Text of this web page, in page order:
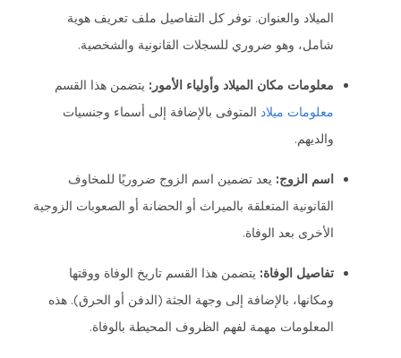
الميلاد والعنوان. توفر كل التفاصيل ملف تعريف هوية
شامل، وهو ضروري للسجلات القانونية والشخصية.
معلومات مكان الميلاد وأولياء الأمور: يتضمن هذا القسم
معلومات ميلادالمتوفى بالإضافة إلى أسماء وجنسيات
والديهم.
اسم الزوج: يعد تضمين اسم الزوج ضروريًا للمخاوف
القانونية المتعلقة بالميراث أو الحضانة أو الصعوبات الزوجية
الأخرى بعد الوفاة.
تفاصيل الوفاة: يتضمن هذا القسم تاريخ الوفاة ووقتها
ومكانها، بالإضافة إلى وجهة الجثة (الدفن أو الحرق). هذه
المعلومات مهمة لفهم الظروف المحيطة بالوفاة.